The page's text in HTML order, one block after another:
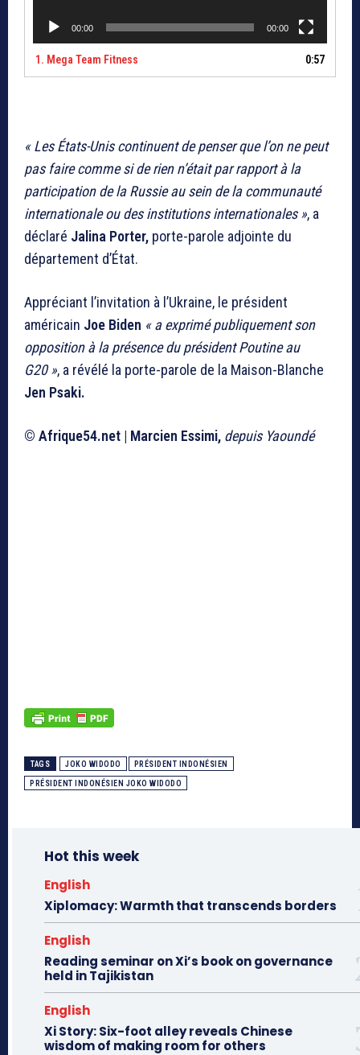
00:00 00:00
1. Mega Team Fitness 0:57
« Les États-Unis continuent de penser que l’on ne peut
pas faire comme si de rien n’était par rapport à la
participation de la Russie au sein de la communauté
internationale ou des institutions internationales », a
déclaré Jalina Porter, porte-parole adjointe du
département d’État.
Appréciant l’invitation à l’Ukraine, le président
américain Joe Biden « a exprimé publiquement son
opposition à la présence du président Poutine au
G20 », a révélé la porte-parole de la Maison-Blanche
Jen Psaki.
© Afrique54.net | Marcien Essimi, depuis Yaoundé
TAGS JOKO WIDODO PRÉSIDENT INDONÉSIEN
PRÉSIDENT INDONÉSIEN JOKO WIDODO
Hot this week
English
Xiplomacy: Warmth that transcends borders
English
Reading seminar on Xi’s book on governance
held in Tajikistan
English
Xi Story: Six-foot alley reveals Chinese
wisdom of making room for others